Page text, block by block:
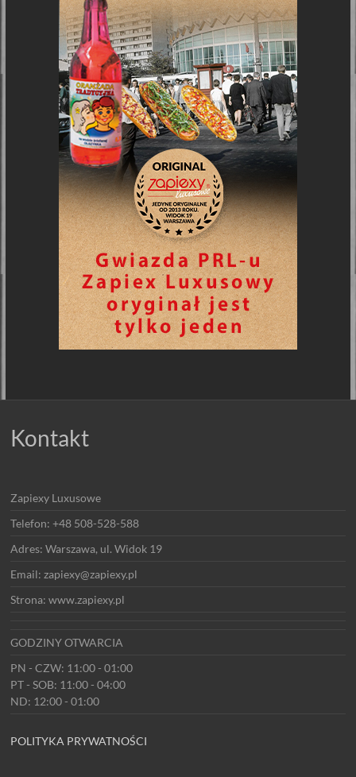
Kontakt
Zapiexy Luxusowe
Telefon: +48 508-528-588
Adres: Warszawa, ul. Widok 19
Email: zapiexy@zapiexy.pl
Strona: www.zapiexy.pl
GODZINY OTWARCIA
PN - CZW: 11:00 - 01:00
PT - SOB: 11:00 - 04:00
ND: 12:00 - 01:00
POLITYKA PRYWATNOŚCI